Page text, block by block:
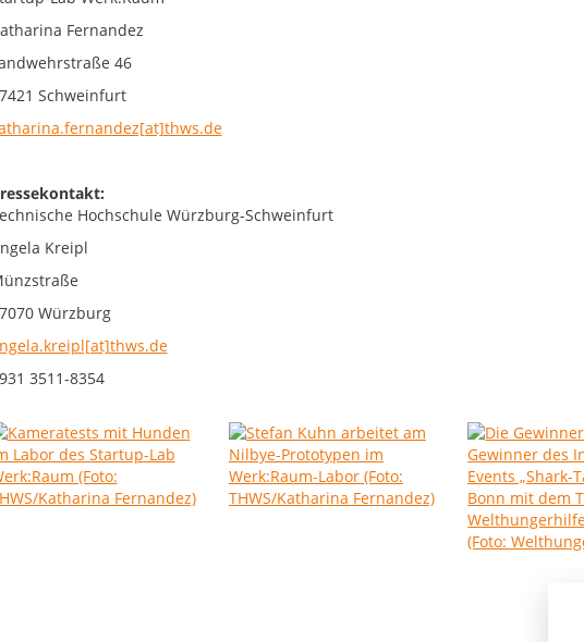
Fernandez
46
Schweinfurt
Hochschule Würzburg-Schweinfurt
Kreipl
Würzburg
3511-8354